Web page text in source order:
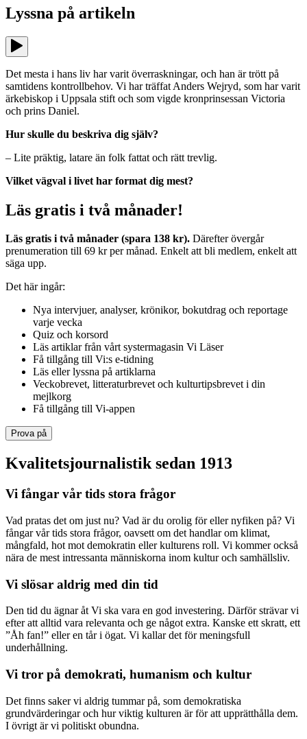
Lyssna på artikeln
Det mesta i hans liv har varit överraskningar, och han är trött på
samtidens kontrollbehov. Vi har träffat Anders Wejryd, som har varit
ärkebiskop i Uppsala stift och som vigde kronprinsessan Victoria
och prins Daniel.
Hur skulle du beskriva dig själv?
– Lite präktig, latare än folk fattat och rätt trevlig.
Vilket vägval i livet har format dig mest?
Läs gratis i två månader!
Läs gratis i två månader (spara 138 kr). Därefter övergår
prenumeration till 69 kr per månad. Enkelt att bli medlem, enkelt att
säga upp.
Det här ingår:
Nya intervjuer, analyser, krönikor, bokutdrag och reportage
varje vecka
Quiz och korsord
Läs artiklar från vårt systermagasin Vi Läser
Få tillgång till Vi:s e-tidning
Läs eller lyssna på artiklarna
Veckobrevet, litteraturbrevet och kulturtipsbrevet i din
mejlkorg
Få tillgång till Vi-appen
Prova på
Kvalitetsjournalistik sedan 1913
Vi fångar vår tids stora frågor
Vad pratas det om just nu? Vad är du orolig för eller nyfiken på? Vi
fångar vår tids stora frågor, oavsett om det handlar om klimat,
mångfald, hot mot demokratin eller kulturens roll. Vi kommer också
nära de mest intressanta människorna inom kultur och samhällsliv.
Vi slösar aldrig med din tid
Den tid du ägnar åt Vi ska vara en god investering. Därför strävar vi
efter att alltid vara relevanta och ge något extra. Kanske ett skratt, ett
”Åh fan!” eller en tår i ögat. Vi kallar det för meningsfull
underhållning.
Vi tror på demokrati, humanism och kultur
Det finns saker vi aldrig tummar på, som demokratiska
grundvärderingar och hur viktig kulturen är för att upprätthålla dem.
I övrigt är vi politiskt obundna.